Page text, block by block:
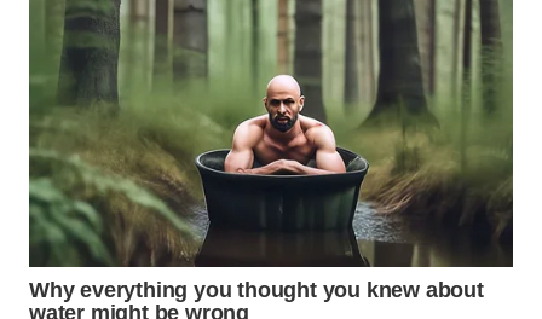
WN
BOGOR
WN
DEPOK
WN
TAPANULI
UTARA
WN